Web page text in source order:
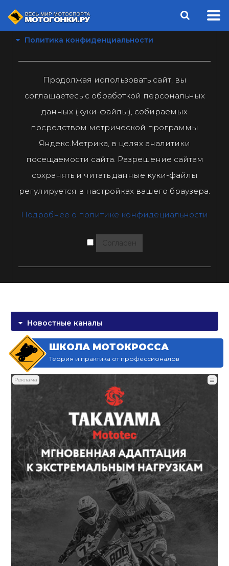
Политика конфиденциальности
Продолжая использовать сайт, вы
соглашаетесь с обработкой персональных
данных (куки-файлы), собираемых
посредством метрической программы
Яндекс.Метрика, в целях аналитики
посещаемости сайта. Разрешение сайтам
сохранять и читать данные куки-файлы
регулируется в настройках вашего браузера.
Подробнее о политике конфидециальности
Согласен
Новостные каналы
ШКОЛА МОТОКРОССА
Теория и практика от профессионалов
Реклама ☰